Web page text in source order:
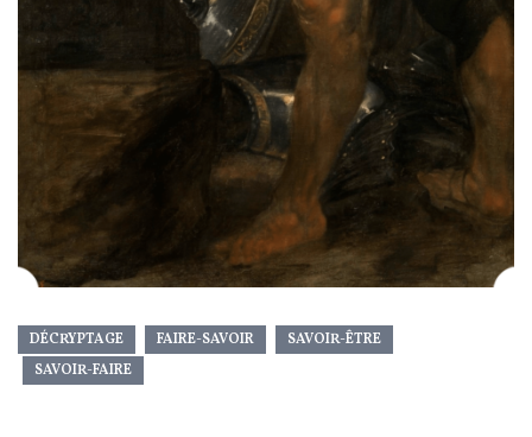
DÉCRYPTAGE FAIRE-SAVOIR
SAVOIR-ÊTRE
SAVOIR-FAIRE